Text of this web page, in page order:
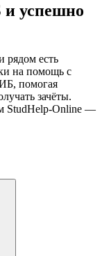
успешно
рядом есть
на помощь с
помогая
зачёты.
StudHelp-Online —